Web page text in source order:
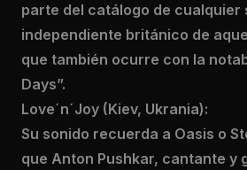
parte del catálogo de cualquier
independiente británico de
que también ocurre con la
Days”.
Love´n´Joy (Kiev, Ukrania):
Su sonido recuerda a Oasis o
que Anton Pushkar, cantante y